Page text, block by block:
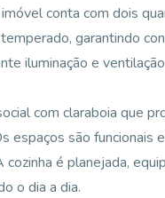
conta com dois
garantindo
iluminação e
com claraboia que
espaços são funcionais
é planejada,
o dia a dia.